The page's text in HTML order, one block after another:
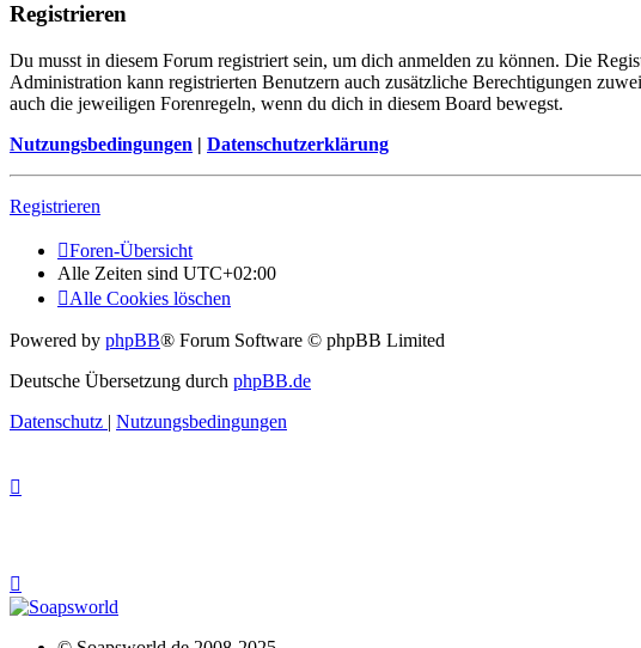
Registrieren
Du musst in diesem Forum registriert sein, um dich anmelden zu können. Die
Administration kann registrierten Benutzern auch zusätzliche Berechtigungen
auch die jeweiligen Forenregeln, wenn du dich in diesem Board bewegst.
Nutzungsbedingungen | Datenschutzerklärung
Registrieren
Foren-Übersicht
Alle Zeiten sind UTC+02:00
Alle Cookies löschen
Powered by phpBB® Forum Software © phpBB Limited
Deutsche Übersetzung durch phpBB.de
Datenschutz | Nutzungsbedingungen